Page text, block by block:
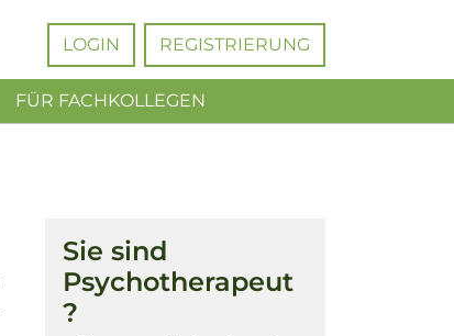
LOGIN REGISTRIERUNG
FÜR FACHKOLLEGEN
Sie sind
Psychotherapeut
?